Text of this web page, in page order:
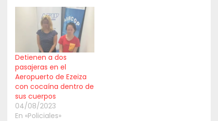
Detienen a dos
pasajeras en el
Aeropuerto de Ezeiza
con cocaína dentro de
sus cuerpos
04/08/2023
En «Policiales»